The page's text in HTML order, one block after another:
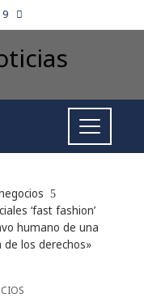
‘fast fashion’
humano de una
los derechos»